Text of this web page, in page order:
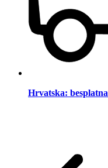
Hrvatska: